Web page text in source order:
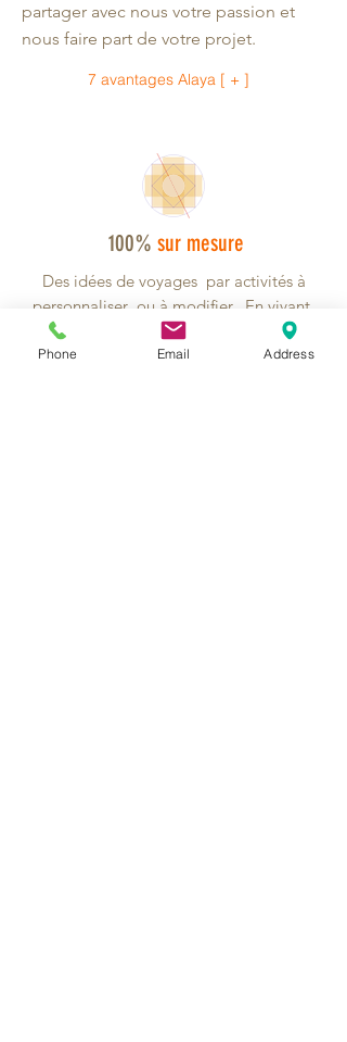
partager avec nous votre passion et
nous faire part de votre projet.
7 avantages Alaya [ + ]
100% sur mesure
Des idées de voyages par activités à
personnaliser ou à modifier. En vivant
votre projet sur mesure.
Phone Email Address